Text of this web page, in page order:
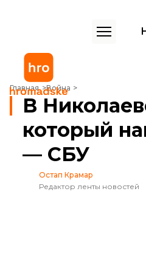
Главная Война
В Николаевской области
В
который
— СБУ
Остап Крамар
Редактор ленты новостей